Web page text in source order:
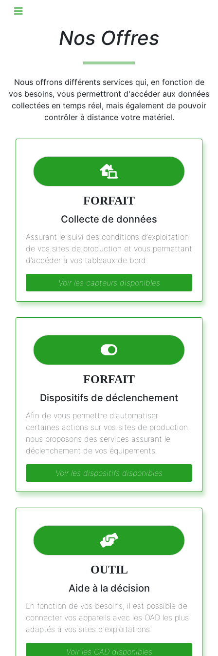
Nos Offres
Nous offrons différents services qui, en fonction de
vos besoins, vous permettront d'accéder aux données
collectées en temps réel, mais également de pouvoir
contrôler à distance votre matériel.
FORFAIT
Collecte de données
Assurant le suivi des conditions d’exploitation
de vos sites de production et vous permettant
d’accéder à vos tableaux de bord.
Voir les capteurs disponibles
FORFAIT
Dispositifs de déclenchement
Afin de vous permettre d'automatiser
certaines actions sur vos sites de production
nous proposons des services assurant le
déclenchement de vos équipements.
Voir les dispositifs disponibles
OUTIL
Aide à la décision
En fonction de vos besoins, il est possible de
connecter vos appareils avec les OAD les plus
adaptés à vos sites d'exploitations.
Voir les OAD disponibles